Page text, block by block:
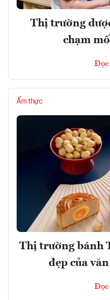
Thị trường
chạm
Đọc
Ẩm thực
Thị trường bánh
đẹp của
Đọc